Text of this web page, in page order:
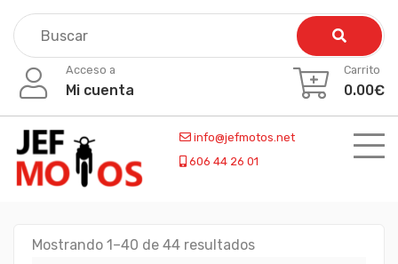
content
Acceso a
Mi cuenta
Carrito
0.00€
info@jefmotos.net
606 44 26 01
Mostrando 1–40 de 44 resultados